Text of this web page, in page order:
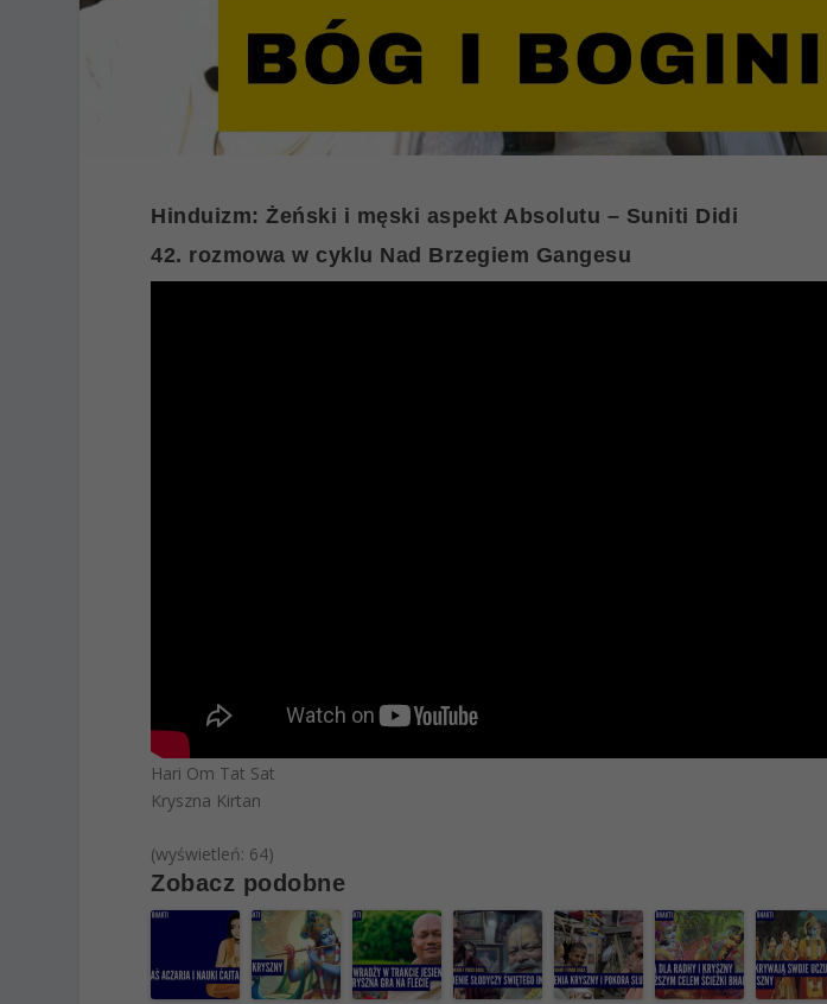
Hinduizm: Żeński i męski aspekt Absolutu – Suniti Didi
42. rozmowa w cyklu Nad Brzegiem Gangesu
Hari Om Tat Sat
Kryszna Kirtan
(wyświetleń: 64)
Zobacz podobne